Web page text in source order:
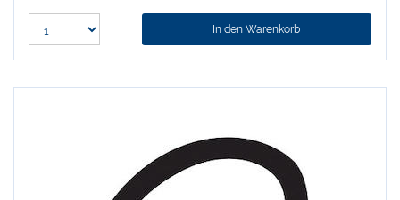
In den Warenkorb